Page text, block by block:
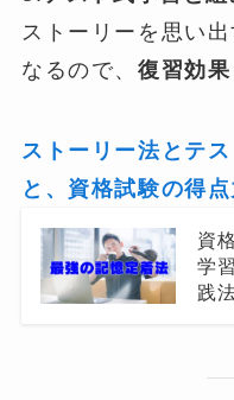
ストーリーを思い
なるので、 復習効
ストーリー法とテ
と、資格試験の得
資
学
践